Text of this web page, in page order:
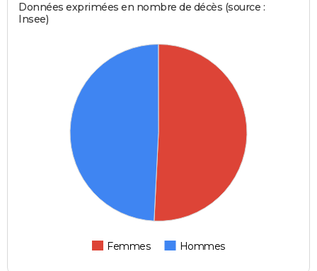
Données exprimées en nombre de décès (source :
Insee)
Femmes Hommes